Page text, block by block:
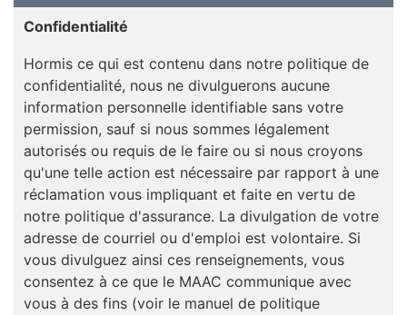
Confidentialité
Hormis ce qui est contenu dans notre politique de
confidentialité, nous ne divulguerons aucune
information personnelle identifiable sans votre
permission, sauf si nous sommes légalement
autorisés ou requis de le faire ou si nous croyons
qu'une telle action est nécessaire par rapport à une
réclamation vous impliquant et faite en vertu de
notre politique d'assurance. La divulgation de votre
adresse de courriel ou d'emploi est volontaire. Si
vous divulguez ainsi ces renseignements, vous
consentez à ce que le MAAC communique avec
vous à des fins (voir le manuel de politique